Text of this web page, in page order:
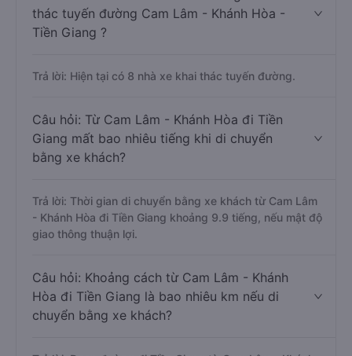
thác tuyến đường Cam Lâm - Khánh Hòa -
Tiền Giang ?
Trả lời: Hiện tại có 8 nhà xe khai thác tuyến đường.
Câu hỏi: Từ Cam Lâm - Khánh Hòa đi Tiền
Giang mất bao nhiêu tiếng khi di chuyển
bằng xe khách?
Trả lời: Thời gian di chuyển bằng xe khách từ Cam Lâm
- Khánh Hòa đi Tiền Giang khoảng 9.9 tiếng, nếu mật độ
giao thông thuận lợi.
Câu hỏi: Khoảng cách từ Cam Lâm - Khánh
Hòa đi Tiền Giang là bao nhiêu km nếu di
chuyển bằng xe khách?